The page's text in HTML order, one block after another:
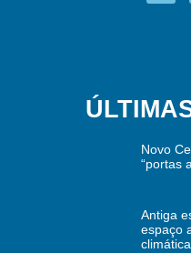
Novo
“portas
Antiga
espaço